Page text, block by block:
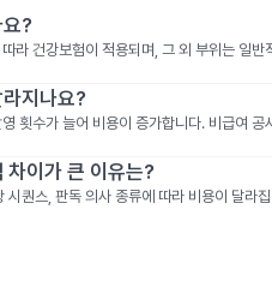
?
라 건강보험이 적용되며, 그 외 부위는 일
지나요?
횟수가 늘어 비용이 증가합니다. 비급여
차이가 큰 이유는?
퀀스, 판독 의사 종류에 따라 비용이 달라